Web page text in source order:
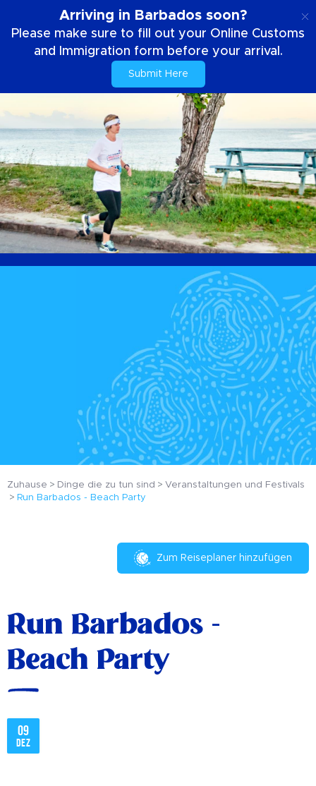
Arriving in Barbados soon?
Please make sure to fill out your Online Customs
and Immigration form before your arrival.
Submit Here
Zuhause Dinge die zu tun sind
Veranstaltungen und Festivals
Run Barbados - Beach Party
Zum Reiseplaner hinzufügen
Run Barbados -
Beach Party
09
Dez